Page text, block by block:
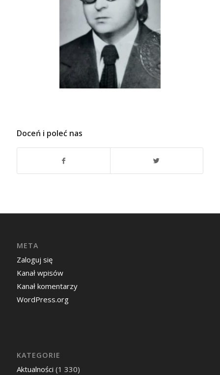
Doceń i poleć nas
META
Zaloguj się
Kanał wpisów
Kanał komentarzy
WordPress.org
KATEGORIE
Aktualności (1 330)